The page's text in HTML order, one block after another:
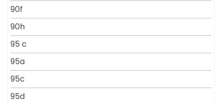
90f
90h
95 c
95a
95c
95d